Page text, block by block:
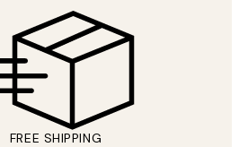
FREE SHIPPING